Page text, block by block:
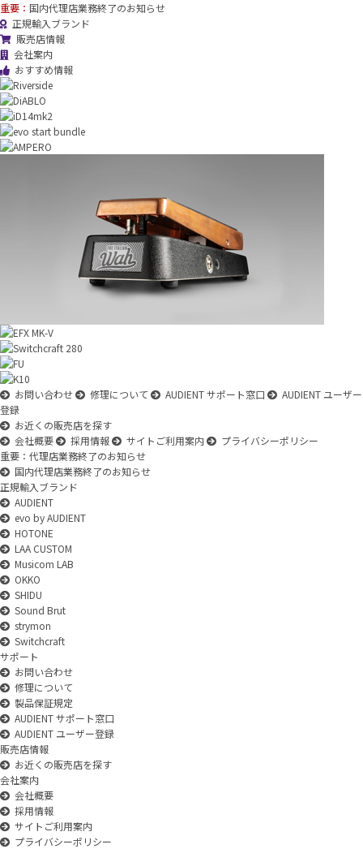
重要： 国内代理店業務終了のお知らせ
正規輸入ブランド
販売店情報
会社案内
おすすめ情報
お問い合わせ 修理について AUDIENT サポート窓口
AUDIENT ユーザー
登録
お近くの販売店を探す
会社概要
採用情報 サイトご利用案内
プライバシーポリシー
重要：代理店業務終了のお知らせ
国内代理店業務終了のお知らせ
正規輸入ブランド
AUDIENT
evo by AUDIENT
HOTONE
LAA CUSTOM
Musicom LAB
OKKO
SHIDU
Sound Brut
strymon
Switchcraft
サポート
お問い合わせ
修理について
製品保証規定
AUDIENT サポート窓口
AUDIENT ユーザー登録
販売店情報
お近くの販売店を探す
会社案内
会社概要
採用情報
サイトご利用案内
プライバシーポリシー